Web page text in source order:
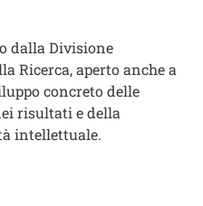
dalla Divisione
Ricerca, aperto anche a
concreto delle
risultati e della
intellettuale.
una nuova finestra